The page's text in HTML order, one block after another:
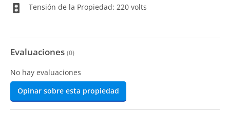
Tensión de la Propiedad: 220 volts
Evaluaciones (0)
No hay evaluaciones
Opinar sobre esta propiedad